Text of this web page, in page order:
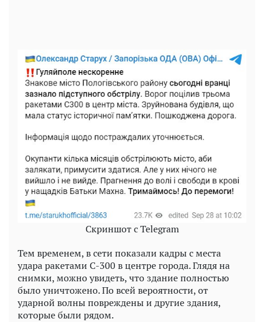
Скриншот с Telegram
Тем временем, в сети показали кадры с места
удара ракетами С-300 в центре города. Глядя на
снимки, можно увидеть, что здание полностью
было уничтожено. По всей вероятности, от
ударной волны повреждены и другие здания,
которые были рядом.